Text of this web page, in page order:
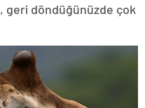
geri döndüğünüzde çok